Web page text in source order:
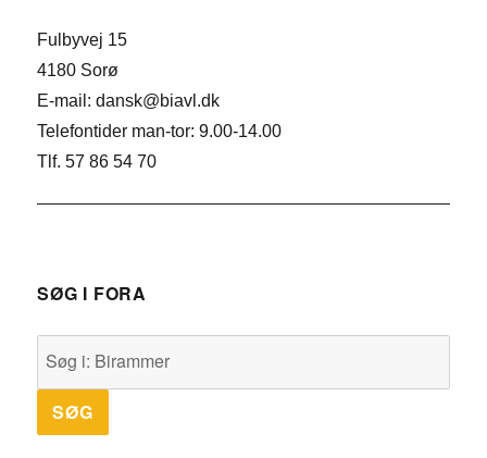
Fulbyvej 15
4180 Sorø
E-mail: dansk@biavl.dk
Telefontider man-tor: 9.00-14.00
Tlf. 57 86 54 70
SØG I FORA